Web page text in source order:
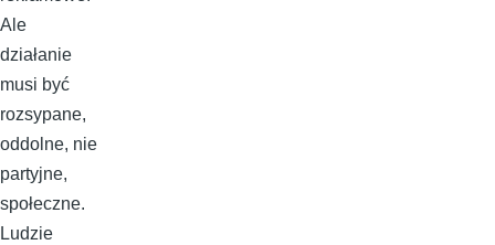
Ale
działanie
musi być
rozsypane,
oddolne, nie
partyjne,
społeczne.
Ludzie